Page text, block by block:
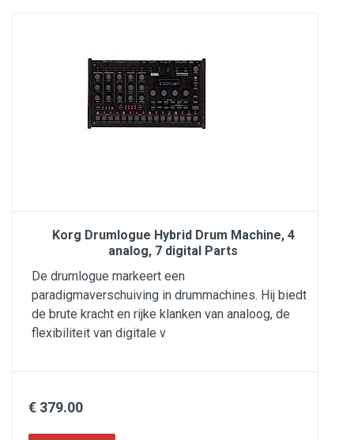
Korg Drumlogue Hybrid Drum Machine, 4
analog, 7 digital Parts
De drumlogue markeert een
paradigmaverschuiving in drummachines. Hij biedt
de brute kracht en rijke klanken van analoog, de
flexibiliteit van digitale v
€ 379.00